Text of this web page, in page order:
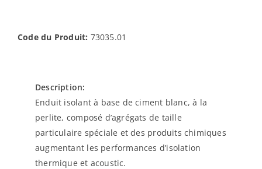
Code du Produit: 73035.01
Description:
Enduit isolant à base de ciment blanc, à la
perlite, composé d’agrégats de taille
particulaire spéciale et des produits chimiques
augmentant les performances d’isolation
thermique et acoustic.